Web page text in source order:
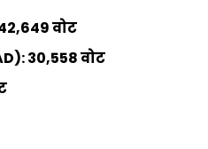
वोट
30,558वोट